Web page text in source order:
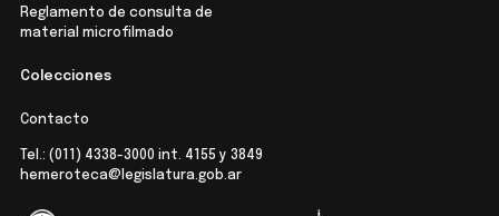
Reglamento de consulta de
material microfilmado
Colecciones
Contacto
Tel.: (011) 4338-3000 int. 4155 y 3849
hemeroteca@legislatura.gob.ar